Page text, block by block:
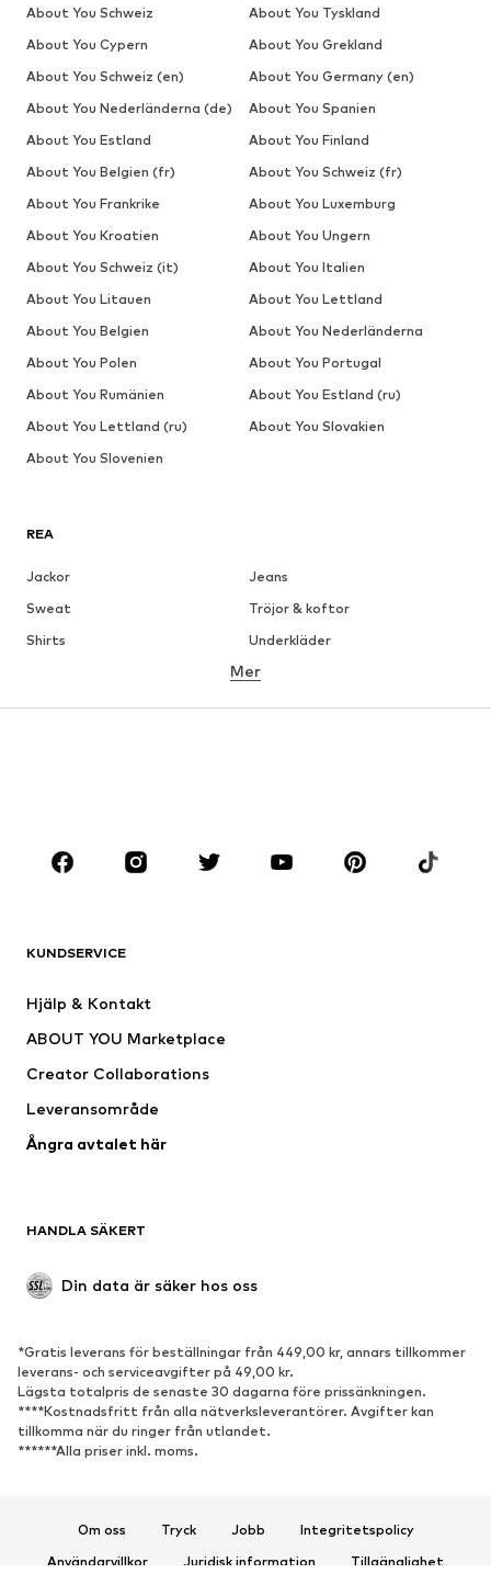
REA
Jackor
Jeans
Sweat
Tröjor & koftor
Shirts
Underkläder
Skjortor
KLÄDER
Jackor
Badkläder
Tillfällen
Upcycling
Nytt
Boots & stövlar
Lågskor
Sportkläder
Sporttyper
Sportskor
ACCESSOARER
Mer
KUNDSERVICE
Hjälp & Kontakt
ABOUT YOU Marketplace
Creator Collaborations
Leveransområde
Ångra avtalet här
HANDLA SÄKERT
Din data är säker hos oss
*Gratis leverans för beställningar från 449,00 kr, annars tillkommer
leverans- och serviceavgifter på 49,00 kr.
Lägsta totalpris de senaste 30 dagarna före prissänkningen.
****Kostnadsfritt från alla nätverksleverantörer. Avgifter kan
tillkomma när du ringer från utlandet.
******Alla priser inkl. moms.
Om oss Tryck Jobb
Integritetspolicy
Användarvillkor
Juridisk information
Tillgänglighet
About You Schweiz
About You Tyskland
About You Cypern
About You Grekland
About You Schweiz (en)
About You Germany (en)
About You Nederländerna (de)
About You Spanien
About You Estland
About You Finland
About You Belgien (fr)
About You Schweiz (fr)
About You Frankrike
About You Luxemburg
About You Kroatien
About You Ungern
About You Schweiz (it)
About You Italien
About You Litauen
About You Lettland
About You Belgien
About You Nederländerna
About You Polen
About You Portugal
About You Rumänien
About You Estland (ru)
About You Lettland (ru)
About You Slovakien
About You Slovenien